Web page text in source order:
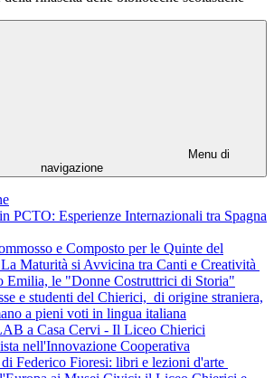
Menu di
navigazione
PCTO: Esperienze Internazionali tra Spagna
e Composto per le Quinte del
Maturità si Avvicina tra Canti e Creatività
Emilia, le "Donne Costruttrici di Storia"
e studenti del Chierici, di origine straniera,
a pieni voti in lingua italiana
a Casa Cervi - Il Liceo Chierici
nell'Innovazione Cooperativa
Federico Fioresi: libri e lezioni d'arte